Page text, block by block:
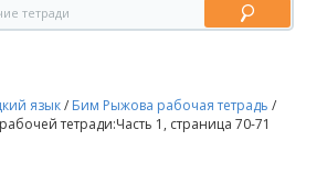
язык/ Бим Рыжова рабочая тетрадь /
тетради:Часть 1, страница 70-71